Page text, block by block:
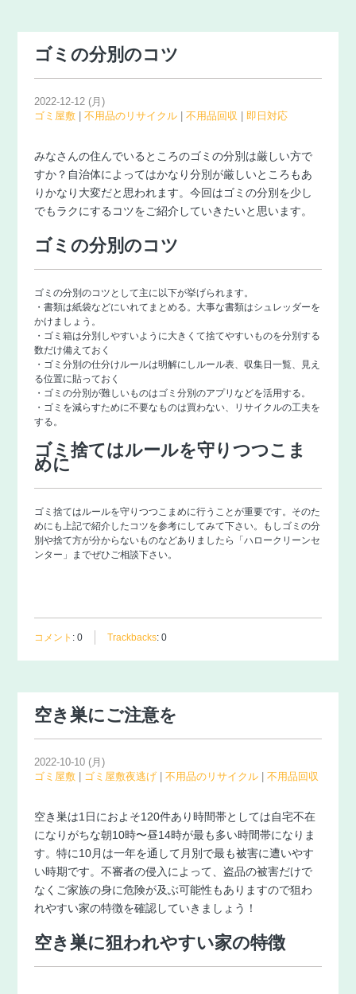
ゴミの分別のコツ
2022-12-12 (月)
ゴミ屋敷| 不用品のリサイクル| 不用品回収 即日対応
みなさんの住んでいるところのゴミの分別は厳しい方で
すか？自治体によってはかなり分別が厳しいところもあ
りかなり大変だと思われます。今回はゴミの分別を少し
でもラクにするコツをご紹介していきたいと思います。
ゴミの分別のコツ
ゴミの分別のコツとして主に以下が挙げられます。
・書類は紙袋などにいれてまとめる。大事な書類はシュレッダーを
かけましょう。
・ゴミ箱は分別しやすいように大きくて捨てやすいものを分別する
数だけ備えておく
・ゴミ分別の仕分けルールは明解にしルール表、収集日一覧、見え
る位置に貼っておく
・ゴミの分別が難しいものはゴミ分別のアプリなどを活用する。
・ゴミを減らすために不要なものは買わない、リサイクルの工夫を
する。
ゴミ捨てはルールを守りつつこま
めに
ゴミ捨てはルールを守りつつこまめに行うことが重要です。そのた
めにも上記で紹介したコツを参考にしてみて下さい。もしゴミの分
別や捨て方が分からないものなどありましたら「ハロークリーンセ
ンター 」までぜひご相談下さい。
コメント : 0 Trackbacks: 0
空き巣にご注意を
2022-10-10 (月)
ゴミ屋敷| ゴミ屋敷夜逃げ| 不用品のリサイクル| 不用品回収
空き巣は1日におよそ120件あり時間帯としては自宅不在
になりがちな朝10時〜昼14時が最も多い時間帯になりま
す。特に10月は一年を通して月別で最も被害に遭いやす
い時期です。不審者の侵入によって、盗品の被害だけで
なくご家族の身に危険が及ぶ可能性もありますので狙わ
れやすい家の特徴を確認していきましょう！
空き巣に狙われやすい家の特徴